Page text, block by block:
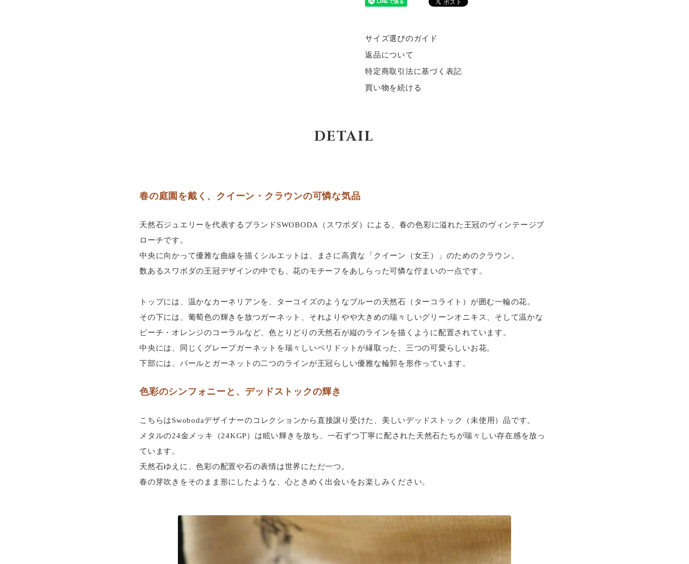
サイズ選びのガイド
返品について
特定商取引法に基づく表記
買い物を続ける
DETAIL
春の庭園を戴く、クイーン・クラウンの可憐な気品
天然石ジュエリーを代表するブランドSWOBODA（スワボダ）による、春の色彩に溢れた王冠のヴィンテージブ
ローチです。
中央に向かって優雅な曲線を描くシルエットは、まさに高貴な「クイーン（女王）」のためのクラウン。
数あるスワボダの王冠デザインの中でも、花のモチーフをあしらった可憐な佇まいの一点です。
トップには、温かなカーネリアンを、ターコイズのようなブルーの天然石（ターコライト）が囲む一輪の花。
その下には、葡萄色の輝きを放つガーネット、それよりやや大きめの瑞々しいグリーンオニキス、そして温かな
ピーチ・オレンジのコーラルなど、色とりどりの天然石が縦のラインを描くように配置されています。
中央には、同じくグレープガーネットを瑞々しいペリドットが縁取った、三つの可愛らしいお花。
下部には、パールとガーネットの二つのラインが王冠らしい優雅な輪郭を形作っています。
色彩のシンフォニーと、デッドストックの輝き
こちらはSwobodaデザイナーのコレクションから直接譲り受けた、美しいデッドストック（未使用）品です。
メタルの24金メッキ（24KGP）は眩い輝きを放ち、一石ずつ丁寧に配された天然石たちが瑞々しい存在感を放っ
ています。
天然石ゆえに、色彩の配置や石の表情は世界にただ一つ。
春の芽吹きをそのまま形にしたような、心ときめく出会いをお楽しみください。